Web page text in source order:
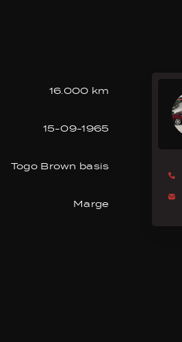
16.000 km
15-09-1965
Togo Brown basis
Marge